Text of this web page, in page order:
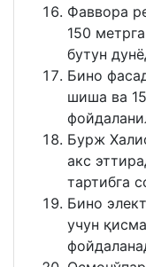
Фаввора
150
бутун
Бино
шиша ва
Бурж
акс
тартибга
Бино
учун